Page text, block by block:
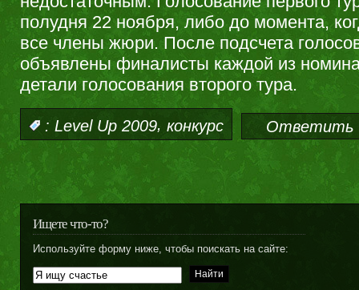
полудня 22 ноября, либо до момента,
все члены жюри. После подсчета
объявлены финалисты каждой из
детали голосования второго тура.
: Level Up 2009, конкурс Ответить
Ищете что-то?
Используйте форму ниже, чтобы поискать на сайте: